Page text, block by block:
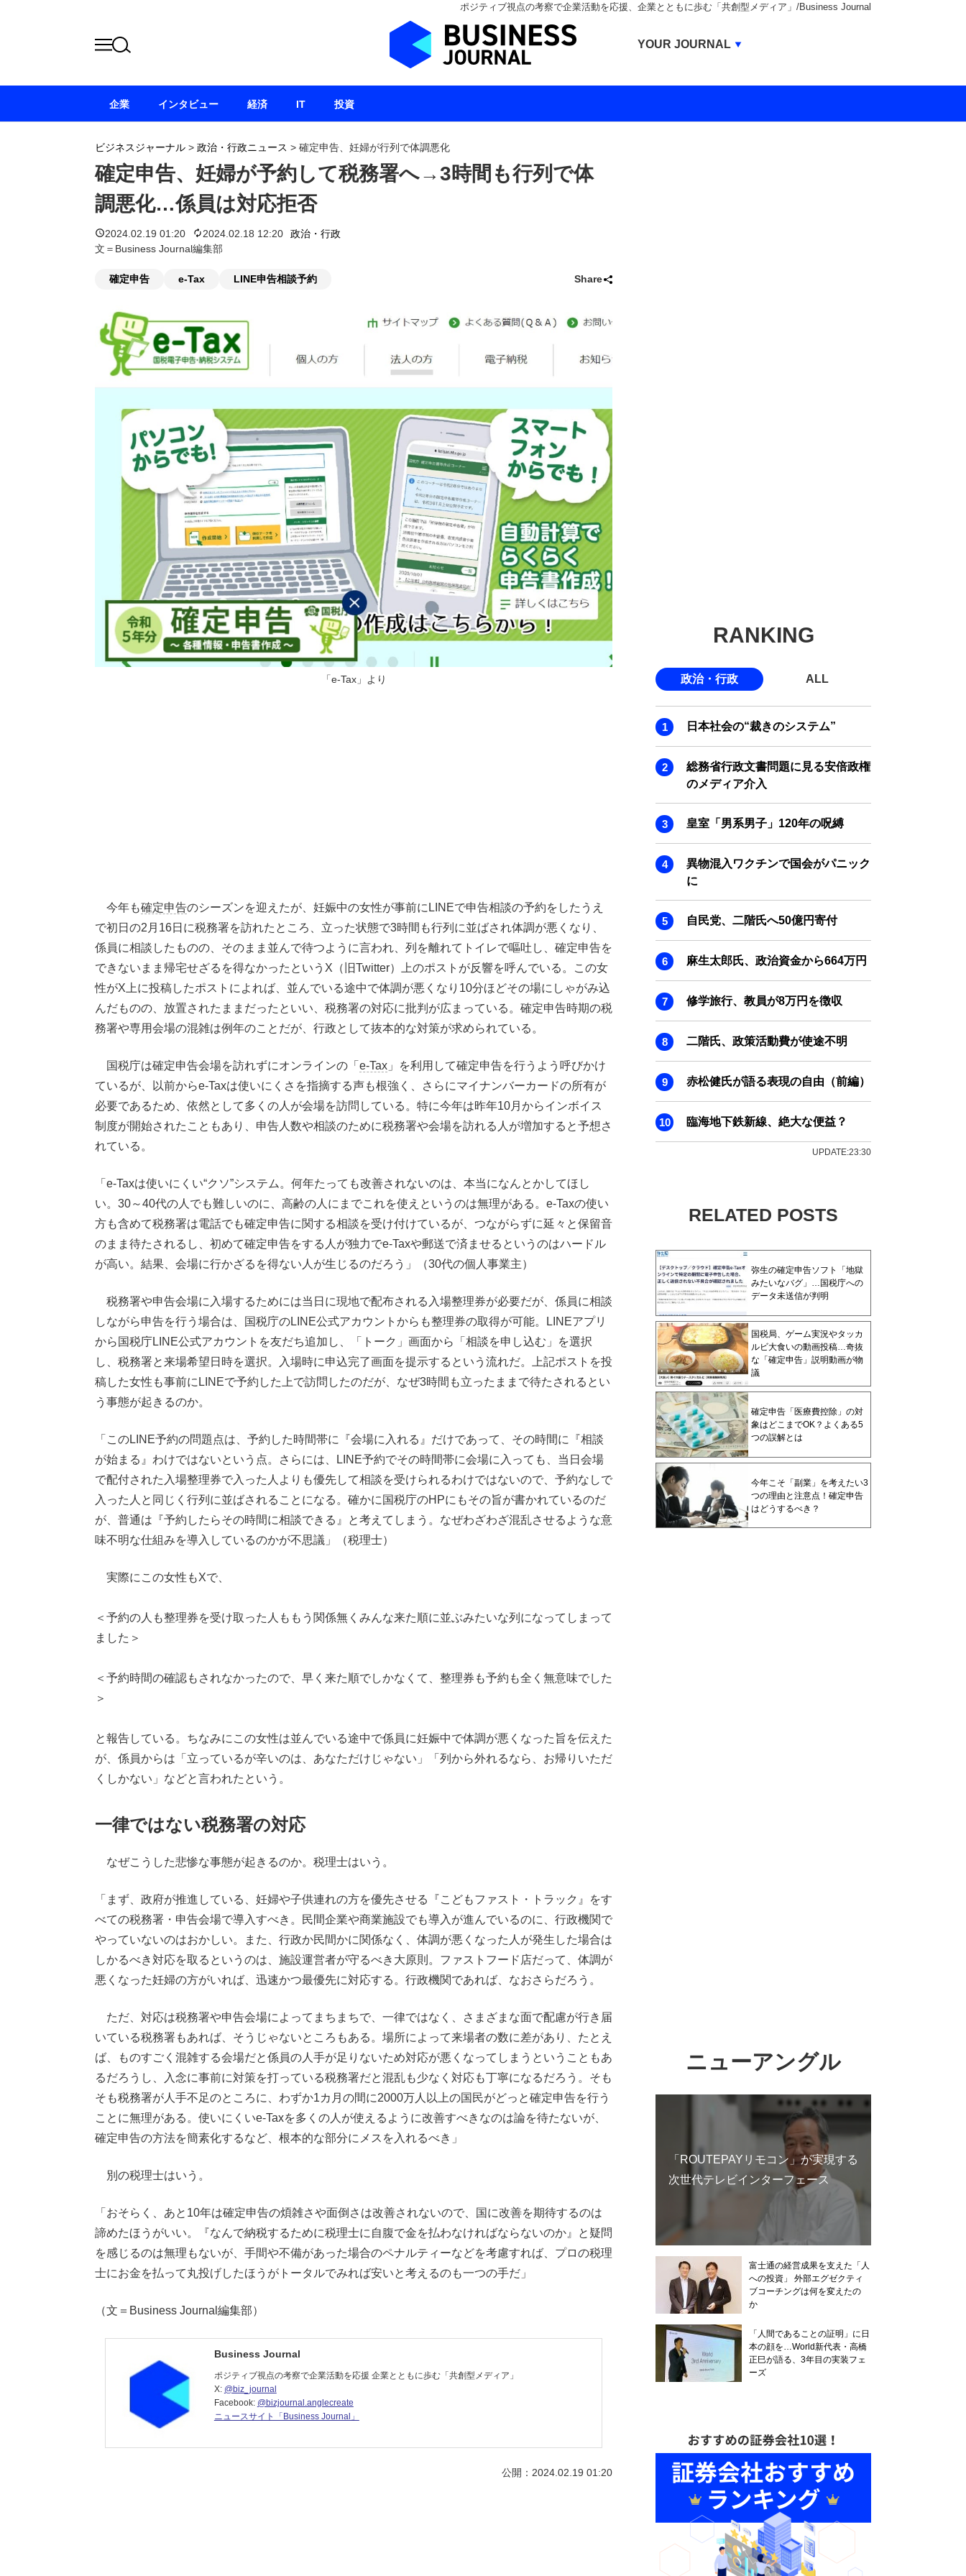
ポジティブ視点の考察で企業活動を応援、企業とともに歩む「共創型メディア」/Business Journal
ビジネスジャーナル > 政治・行政ニュース > 確定申告、妊婦が行列で体調悪化
確定申告、妊婦が予約して税務署へ→3時間も行列で体
調悪化…係員は対応拒否
2024.02.19 01:20 2024.02.18 12:20
政治・行政
文＝Business Journal編集部
確定申告 e-Tax LINE申告相談予約 Share
「e-Tax」より
今年も確定申告のシーズンを迎えたが、妊娠中の女性が事前にLINEで申告相談の予約をしたうえ
で初日の2月16日に税務署を訪れたところ、立った状態で3時間も行列に並ばされ体調が悪くなり、
係員に相談したものの、そのまま並んで待つように言われ、列を離れてトイレで嘔吐し、確定申告を
できないまま帰宅せざるを得なかったというX（旧Twitter）上のポストが反響を呼んでいる。この女
性がX上に投稿したポストによれば、並んでいる途中で体調が悪くなり10分ほどその場にしゃがみ込
んだものの、放置されたままだったといい、税務署の対応に批判が広まっている。確定申告時期の税
務署や専用会場の混雑は例年のことだが、行政として抜本的な対策が求められている。
国税庁は確定申告会場を訪れずにオンラインの「 e-Tax 」を利用して確定申告を行うよう呼びかけ
ているが、以前からe-Taxは使いにくさを指摘する声も根強く、さらにマイナンバーカードの所有が
必要であるため、依然として多くの人が会場を訪問している。特に今年は昨年10月からインボイス
制度が開始されたこともあり、申告人数や相談のために税務署や会場を訪れる人が増加すると予想さ
れている。
「e-Taxは使いにくい“クソ”システム。何年たっても改善されないのは、本当になんとかしてほし
い。30～40代の人でも難しいのに、高齢の人にまでこれを使えというのは無理がある。e-Taxの使い
方も含めて税務署は電話でも確定申告に関する相談を受け付けているが、つながらずに延々と保留音
のまま待たされるし、初めて確定申告をする人が独力でe-Taxや郵送で済ませるというのはハードル
が高い。結果、会場に行かざるを得ない人が生じるのだろう」（30代の個人事業主）
税務署や申告会場に入場するためには当日に現地で配布される入場整理券が必要だが、係員に相談
しながら申告を行う場合は、国税庁のLINE公式アカウントからも整理券の取得が可能。LINEアプリ
から国税庁LINE公式アカウントを友だち追加し、「トーク」画面から「相談を申し込む」を選択
し、税務署と来場希望日時を選択。入場時に申込完了画面を提示するという流れだ。上記ポストを投
稿した女性も事前にLINEで予約した上で訪問したのだが、なぜ3時間も立ったままで待たされるとい
う事態が起きるのか。
「このLINE予約の問題点は、予約した時間帯に『会場に入れる』だけであって、その時間に『相談
が始まる』わけではないという点。さらには、LINE予約でその時間帯に会場に入っても、当日会場
で配付された入場整理券で入った人よりも優先して相談を受けられるわけではないので、予約なしで
入った人と同じく行列に並ばされることになる。確かに国税庁のHPにもその旨が書かれているのだ
が、普通は『予約したらその時間に相談できる』と考えてしまう。なぜわざわざ混乱させるような意
味不明な仕組みを導入しているのかが不思議」（税理士）
実際にこの女性もXで、
＜予約の人も整理券を受け取った人ももう関係無くみんな来た順に並ぶみたいな列になってしまって
ました＞
＜予約時間の確認もされなかったので、早く来た順でしかなくて、整理券も予約も全く無意味でした
＞
と報告している。ちなみにこの女性は並んでいる途中で係員に妊娠中で体調が悪くなった旨を伝えた
が、係員からは「立っているが辛いのは、あなただけじゃない」「列から外れるなら、お帰りいただ
くしかない」などと言われたという。
一律ではない税務署の対応
なぜこうした悲惨な事態が起きるのか。税理士はいう。
「まず、政府が推進している、妊婦や子供連れの方を優先させる『こどもファスト・トラック』をす
べての税務署・申告会場で導入すべき。民間企業や商業施設でも導入が進んでいるのに、行政機関で
やっていないのはおかしい。また、行政か民間かに関係なく、体調が悪くなった人が発生した場合は
しかるべき対応を取るというのは、施設運営者が守るべき大原則。ファストフード店だって、体調が
悪くなった妊婦の方がいれば、迅速かつ最優先に対応する。行政機関であれば、なおさらだろう。
ただ、対応は税務署や申告会場によってまちまちで、一律ではなく、さまざまな面で配慮が行き届
いている税務署もあれば、そうじゃないところもある。場所によって来場者の数に差があり、たとえ
ば、ものすごく混雑する会場だと係員の人手が足りないため対応が悪くなってしまうということもあ
るだろうし、入念に事前に対策を打っている税務署だと混乱も少なく対応も丁寧になるだろう。そも
そも税務署が人手不足のところに、わずか1カ月の間に2000万人以上の国民がどっと確定申告を行う
ことに無理がある。使いにくいe-Taxを多くの人が使えるように改善すべきなのは論を待たないが、
確定申告の方法を簡素化するなど、根本的な部分にメスを入れるべき」
別の税理士はいう。
「おそらく、あと10年は確定申告の煩雑さや面倒さは改善されないので、国に改善を期待するのは
諦めたほうがいい。『なんで納税するために税理士に自腹で金を払わなければならないのか』と疑問
を感じるのは無理もないが、手間や不備があった場合のペナルティーなどを考慮すれば、プロの税理
士にお金を払って丸投げしたほうがトータルでみれば安いと考えるのも一つの手だ」
（文＝Business Journal編集部）
Business Journal
ポジティブ視点の考察で企業活動を応援 企業とともに歩む「共創型メディア」
X: @biz_journal
Facebook: @bizjournal.anglecreate
ニュースサイト「Business Journal」
公開：2024.02.19 01:20
RANKING
政治・行政 ALL
日本社会の“裁きのシステム”
総務省行政文書問題に見る安倍政権
のメディア介入
皇室「男系男子」120年の呪縛
異物混入ワクチンで国会がパニック
に
自民党、二階氏へ50億円寄付
麻生太郎氏、政治資金から664万円
修学旅行、教員が8万円を徴収
二階氏、政策活動費が使途不明
赤松健氏が語る表現の自由（前編）
臨海地下鉄新線、絶大な便益？
UPDATE:23:30
RELATED POSTS
弥生の確定申告ソフト「地獄
みたいなバグ」…国税庁への
データ未送信が判明
国税局、ゲーム実況やタッカ
ルビ大食いの動画投稿…奇抜
な「確定申告」説明動画が物
議
確定申告「医療費控除」の対
象はどこまでOK？よくある5
つの誤解とは
今年こそ「副業」を考えたい3
つの理由と注意点！確定申告
はどうするべき？
ニューアングル
「ROUTEPAYリモコン」が実現する
次世代テレビインターフェース
富士通の経営成果を支えた「人
への投資」 外部エグゼクティ
ブコーチングは何を変えたの
か
「人間であることの証明」に日
本の顔を…World新代表・高橋
正巳が語る、3年目の実装フェ
ーズ
企業 インタビュー 経済 IT 投資
YOUR JOURNAL
BUSINESS JOURNAL